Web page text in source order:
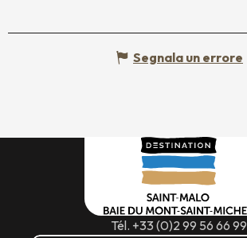
Segnala un errore
Tél. +33 (0)2 99 56 66 99